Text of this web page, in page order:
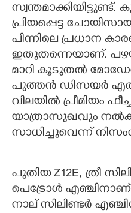
പ്രിയപ്പെട്ട
പിന്നിലെ പ്രധാന
ഇതുതന്നെയാണ്.
മാറി കൂടുതൽ
പുത്തൻ ഡിസയർ
വിലയിൽ പ്രീമിയം
യാത്രാസുഖവും
സാധിച്ചുവെന്ന്
പുതിയ Z12E, ത്രീ
പെട്രോൾ
നാല് സിലിണ്ടർ